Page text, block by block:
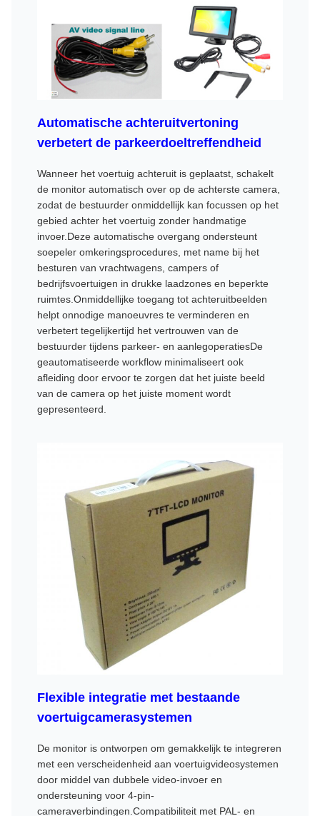
Automatische achteruitvertoning
verbetert de parkeerdoeltreffendheid
Wanneer het voertuig achteruit is geplaatst, schakelt
de monitor automatisch over op de achterste camera,
zodat de bestuurder onmiddellijk kan focussen op het
gebied achter het voertuig zonder handmatige
invoer.Deze automatische overgang ondersteunt
soepeler omkeringsprocedures, met name bij het
besturen van vrachtwagens, campers of
bedrijfsvoertuigen in drukke laadzones en beperkte
ruimtes.Onmiddellijke toegang tot achteruitbeelden
helpt onnodige manoeuvres te verminderen en
verbetert tegelijkertijd het vertrouwen van de
bestuurder tijdens parkeer- en aanlegoperatiesDe
geautomatiseerde workflow minimaliseert ook
afleiding door ervoor te zorgen dat het juiste beeld
van de camera op het juiste moment wordt
gepresenteerd.
Flexible integratie met bestaande
voertuigcamerasystemen
De monitor is ontworpen om gemakkelijk te integreren
met een verscheidenheid aan voertuigvideosystemen
door middel van dubbele video-invoer en
ondersteuning voor 4-pin-
cameraverbindingen.Compatibiliteit met PAL- en